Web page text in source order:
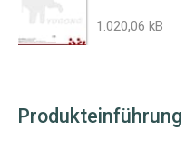
1.020,06 kB
Produkteinführung